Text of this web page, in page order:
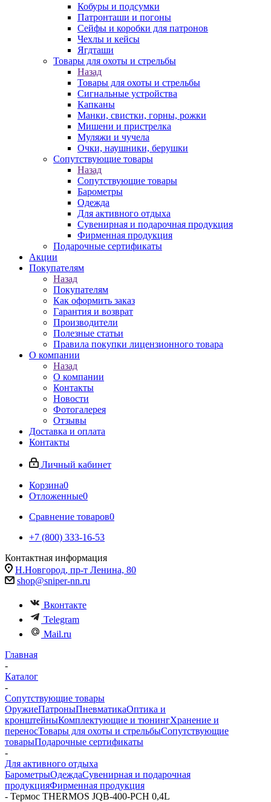
Кобуры и подсумки
Патронташи и погоны
Сейфы и коробки для патронов
Чехлы и кейсы
Ягдташи
Товары для охоты и стрельбы
Назад
Товары для охоты и стрельбы
Сигнальные устройства
Капканы
Манки, свистки, горны, рожки
Мишени и пристрелка
Муляжи и чучела
Очки, наушники, берушки
Сопутствующие товары
Назад
Сопутствующие товары
Барометры
Одежда
Для активного отдыха
Сувенирная и подарочная продукция
Фирменная продукция
Подарочные сертификаты
Акции
Покупателям
Назад
Покупателям
Как оформить заказ
Гарантия и возврат
Производители
Полезные статьи
Правила покупки лицензионного товара
О компании
Назад
О компании
Контакты
Новости
Фотогалерея
Отзывы
Доставка и оплата
Контакты
Личный кабинет
Корзина0
Отложенные0
Сравнение товаров0
+7 (800) 333-16-53
Контактная информация
Н.Новгород, пр-т Ленина, 80
shop@sniper-nn.ru
Вконтакте
Telegram
Mail.ru
Главная
-
Каталог
-
Сопутствующие товары
ОружиеПатроныПневматикаОптика и
кронштейныКомплектующие и тюнингХранение и
переносТовары для охоты и стрельбыСопутствующие
товарыПодарочные сертификаты
-
Для активного отдыха
БарометрыОдеждаСувенирная и подарочная
продукцияФирменная продукция
- Термос THERMOS JQB-400-PCH 0,4L